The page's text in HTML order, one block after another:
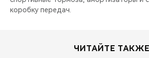
коробку передач.
ЧИТАЙТЕ ТАКЖЕ